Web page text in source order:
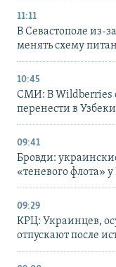
11:11
В Севастополе из-
менять схему
10:45
СМИ: В Wildberries
перенести в
09:41
Бровди:
«теневого флота»
09:29
КРЦ: Украинцев,
отпускают после